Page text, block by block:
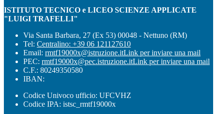
ISTITUTO TECNICO e LICEO SCIENZE APPLICATE
"LUIGI TRAFELLI"
Via Santa Barbara, 27 (Ex 53) 00048 - Nettuno (RM)
Tel: Centralino: +39 06 121127610
Email: rmtf19000x@istruzione.itLink per inviare una mail
PEC: rmtf19000x@pec.istruzione.itLink per inviare una mail
C.F.: 80249350580
IBAN:
Codice Univoco ufficio: UFCVHZ
Codice IPA: istsc_rmtf19000x